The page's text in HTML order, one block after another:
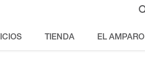
TIENDA EL AMPARO